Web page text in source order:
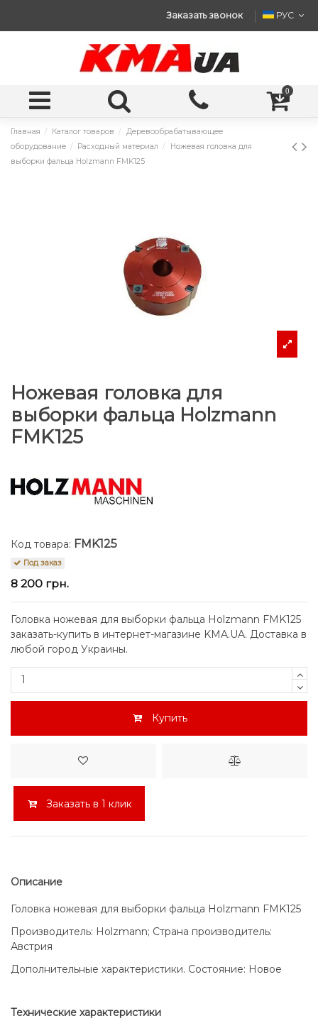
Заказать звонок РУС
0
Главная Каталог товаров
Деревообрабатывающее
оборудование
Расходный материал
Ножевая головка для
выборки фальца Holzmann FMK125
Ножевая головка для
выборки фальца Holzmann
FMK125
Код товара: FMK125
Под заказ
8 200 грн.
Головка ножевая для выборки фальца Holzmann FMK125
заказать-купить в интернет-магазине KMA.UA. Доставка в
любой город Украины.
Купить
Заказать в 1 клик
Описание
Головка ножевая для выборки фальца Holzmann FMK125
Производитель: Holzmann; Страна производитель:
Австрия
Дополнительные характеристики. Состояние: Новое
Технические характеристики